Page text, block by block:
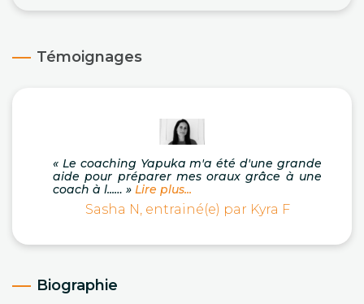
Témoignages
« Le coaching Yapuka m'a été d'une grande
aide pour préparer mes oraux grâce à une
coach à l...… » Lire plus...
Sasha N, entrainé(e) par Kyra F
Biographie